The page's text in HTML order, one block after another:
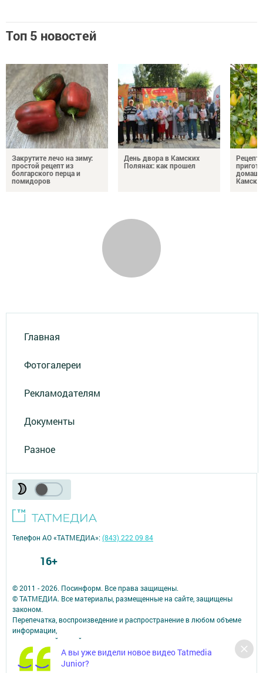
Топ 5 новостей
Закрутите лечо на зиму:
простой рецепт из
болгарского перца и
помидоров
День двора в Камских
Полянах: как прошел
Главная
Фотогалереи
Рекламодателям
Документы
Разное
А вы уже видели новое видео Tatmedia
Junior?
© 2011 - 2026. Посинформ. Все права защищены.
© ТАТМЕДИА. Все материалы, размещенные на сайте, защищены
законом.
Перепечатка, воспроизведение и распространение в любом объеме
информации,
размещенной на сайте, возможна только с письменного согласия
редакций СМИ.
При поддержке Республиканского агентства по печати и массовым
Телефон АО «ТАТМЕДИА»:(843) 222 09 84
16+